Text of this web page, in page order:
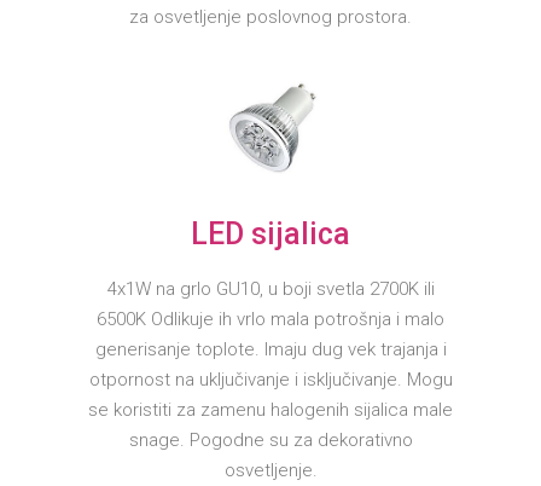
za osvetljenje poslovnog prostora.
LED sijalica
4x1W na grlo GU10, u boji svetla 2700K ili
6500K Odlikuje ih vrlo mala potrošnja i malo
generisanje toplote. Imaju dug vek trajanja i
otpornost na uključivanje i isključivanje. Mogu
se koristiti za zamenu halogenih sijalica male
snage. Pogodne su za dekorativno
osvetljenje.